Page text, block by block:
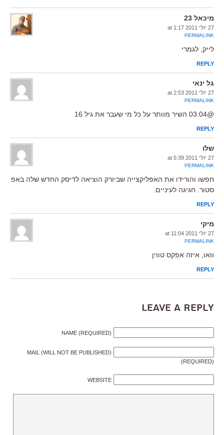
מיכאל 23
27 יולי 2011 at 1:17
PERMALINK
לייק, לגמרי
REPLY
גל ינאי
27 יולי 2011 at 2:53
PERMALINK
@03:04 השיר מוותר על כל מי שעבר את גיל 16
REPLY
שלו
27 יולי 2011 at 5:39
PERMALINK
חפשו והורידו את האפליקצייה שביורק הוציאה לדיסק החדש שלה באפ
סטור. חגיגה לעיניים.
REPLY
מיקי
27 יולי 2011 at 11:04
PERMALINK
וואו, איזה אפקס טווין
REPLY
Leave a Reply
NAME (REQUIRED)
MAIL (WILL NOT BE PUBLISHED)
(REQUIRED)
WEBSITE